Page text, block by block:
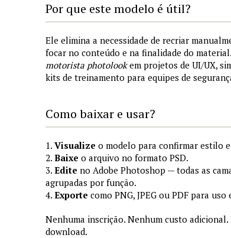
Por que este modelo é útil?
Ele elimina a necessidade de recriar
focar no conteúdo e na finalidade do
motorista photolookem projetos de UI/UX,
kits de treinamento para equipes de
Como baixar e usar?
1. Visualize o modelo para confirmar estilo
2. Baixe o arquivo no formato PSD.
3. Edite no Adobe Photoshop — todas as
agrupadas por função.
4. Exporte como PNG, JPEG ou PDF para
Nenhuma inscrição. Nenhum custo
download.